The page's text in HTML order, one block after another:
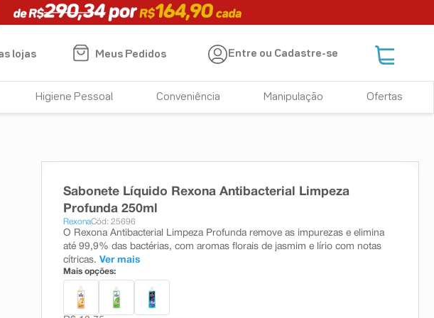
lojas
Meus Pedidos Entre ou Cadastre-se
Higiene Pessoal Conveniência Manipulação Ofertas
Sabonete Líquido Rexona Antibacterial Limpeza
Profunda 250ml
RexonaCód: 25696
O Rexona Antibacterial Limpeza Profunda remove as impurezas e elimina
até 99,9% das bactérias, com aromas florais de jasmim e lírio com notas
cítricas. Ver mais
Mais opções: